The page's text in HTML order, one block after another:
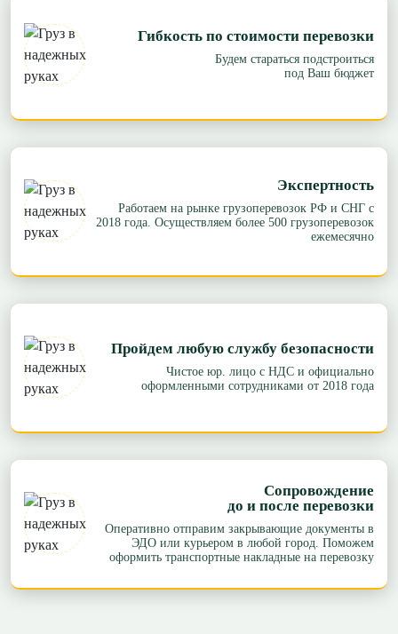
Гибкость по стоимости перевозки
Будем стараться подстроиться
под Ваш бюджет
Экспертность
Работаем на рынке грузоперевозок РФ и СНГ с
2018 года. Осуществляем более 500 грузоперевозок
ежемесячно
Пройдем любую службу безопасности
Чистое юр. лицо с НДС и официально
оформленными сотрудниками от 2018 года
Сопровождение
до и после перевозки
Оперативно отправим закрывающие документы в
ЭДО или курьером в любой город. Поможем
оформить транспортные накладные на перевозку